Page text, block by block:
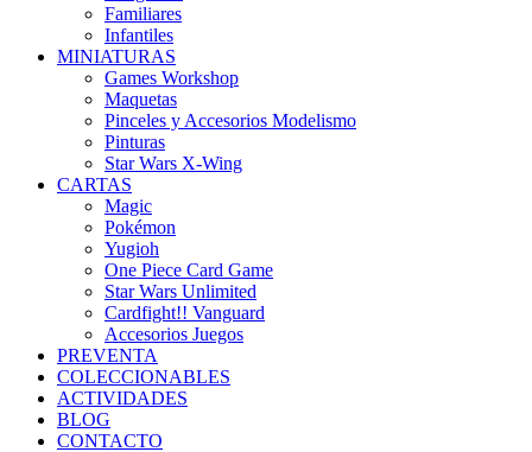
Familiares
Infantiles
MINIATURAS
Games Workshop
Maquetas
Pinceles y Accesorios Modelismo
Pinturas
Star Wars X-Wing
CARTAS
Magic
Pokémon
Yugioh
One Piece Card Game
Star Wars Unlimited
Cardfight!! Vanguard
Accesorios Juegos
PREVENTA
COLECCIONABLES
ACTIVIDADES
BLOG
CONTACTO